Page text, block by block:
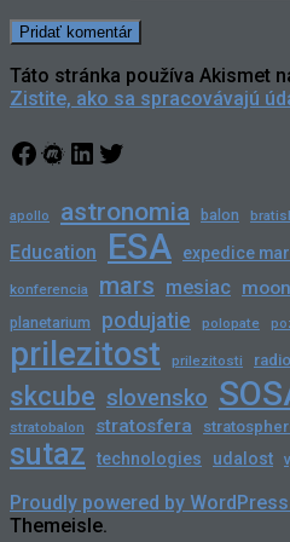
Táto stránka používa Akismet
Zistite, ako sa spracovávajú
Facebook
Meetup
LinkedIn
Twitter
apollo astronomia balon
Education ESA expedice
konferencia mars mesiac moon
planetarium podujatie polopate
prilezitost prilezitosti
skcube slovensko
stratobalon stratosfera
sutaz technologies udalost
Proudly powered by WordPress
Themeisle.